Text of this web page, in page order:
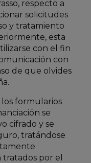
respecto a
solicitudes
y tratamiento
esta
con el fin
con
de que olvides
formularios
se
cifrado y se
tratándose
tratados por el